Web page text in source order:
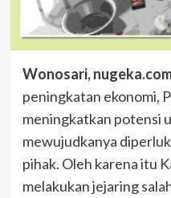
Wonosari,
peningkatan ekonomi,
meningkatkan potensi
mewujudkanya
pihak. Oleh karena itu
melakukan jejaring